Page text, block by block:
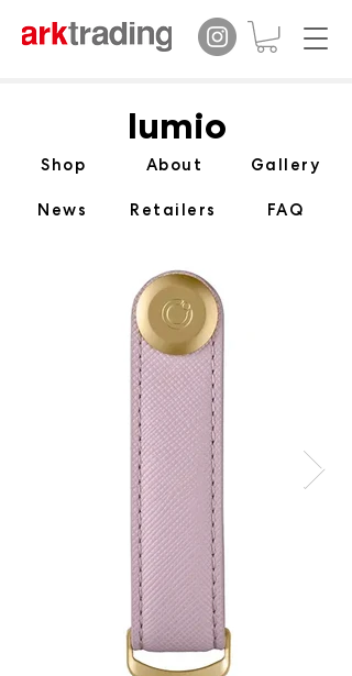
lumio
Shop About Gallery
News Retailers FAQ